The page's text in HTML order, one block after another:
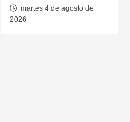
martes 4 de agosto de
2026